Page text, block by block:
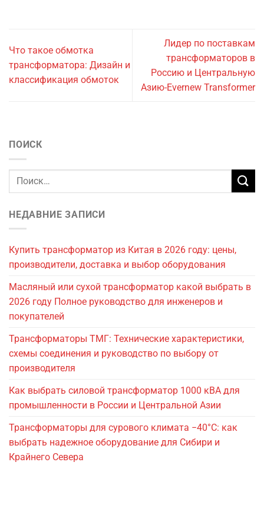
Что такое обмотка
трансформатора: Дизайн и
классификация обмоток
Лидер по поставкам
трансформаторов в
Россию и Центральную
Азию-Evernew Transformer
ПОИСК
НЕДАВНИЕ ЗАПИСИ
Купить трансформатор из Китая в 2026 году: цены,
производители, доставка и выбор оборудования
Масляный или сухой трансформатор какой выбрать в
2026 году Полное руководство для инженеров и
покупателей
Трансформаторы ТМГ: Технические характеристики,
схемы соединения и руководство по выбору от
производителя
Как выбрать силовой трансформатор 1000 кВА для
промышленности в России и Центральной Азии
Трансформаторы для сурового климата −40°C: как
выбрать надежное оборудование для Сибири и
Крайнего Севера